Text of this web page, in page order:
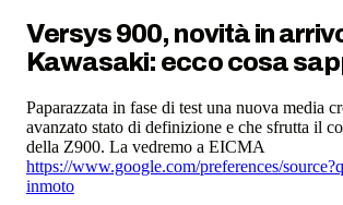
Versys 900, novità in
Kawasaki: ecco cosa
Paparazzata in fase di test una nuova media
avanzato stato di definizione e che sfrutta il
della Z900. La vedremo a EICMA
https://www.google.com/preferences/
inmoto